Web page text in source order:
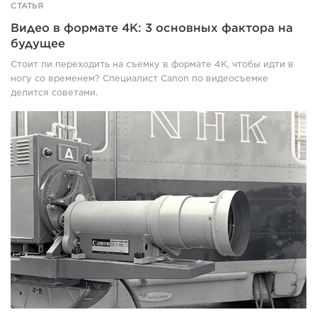
СТАТЬЯ
Видео в формате 4K: 3 основных фактора на
будущее
Стоит ли переходить на съемку в формате 4K, чтобы идти в
ногу со временем? Специалист Canon по видеосъемке
делится советами.
These
4K
lenses